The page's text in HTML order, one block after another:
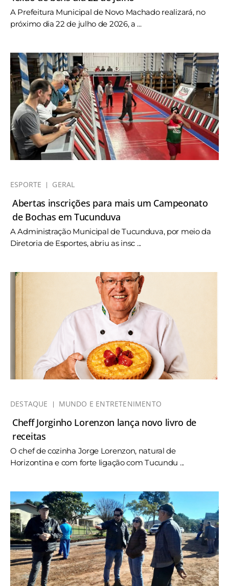
A Prefeitura Municipal de Novo Machado realizará, no
próximo dia 22 de julho de 2026, a ...
ESPORTE GERAL
Abertas inscrições para mais um Campeonato
de Bochas em Tucunduva
A Administração Municipal de Tucunduva, por meio da
Diretoria de Esportes, abriu as insc ...
DESTAQUE MUNDO E ENTRETENIMENTO
Cheff Jorginho Lorenzon lança novo livro de
receitas
O chef de cozinha Jorge Lorenzon, natural de
Horizontina e com forte ligação com Tucundu ...